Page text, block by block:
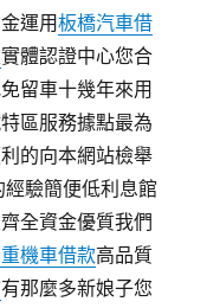
運用板橋汽車借
實體認證中心您合
留車十幾年來用
區服務據點最為
的向本網站檢舉
經驗簡便低利息館
全資金優質我們
機車借款高品質
有那麼多新娘子您